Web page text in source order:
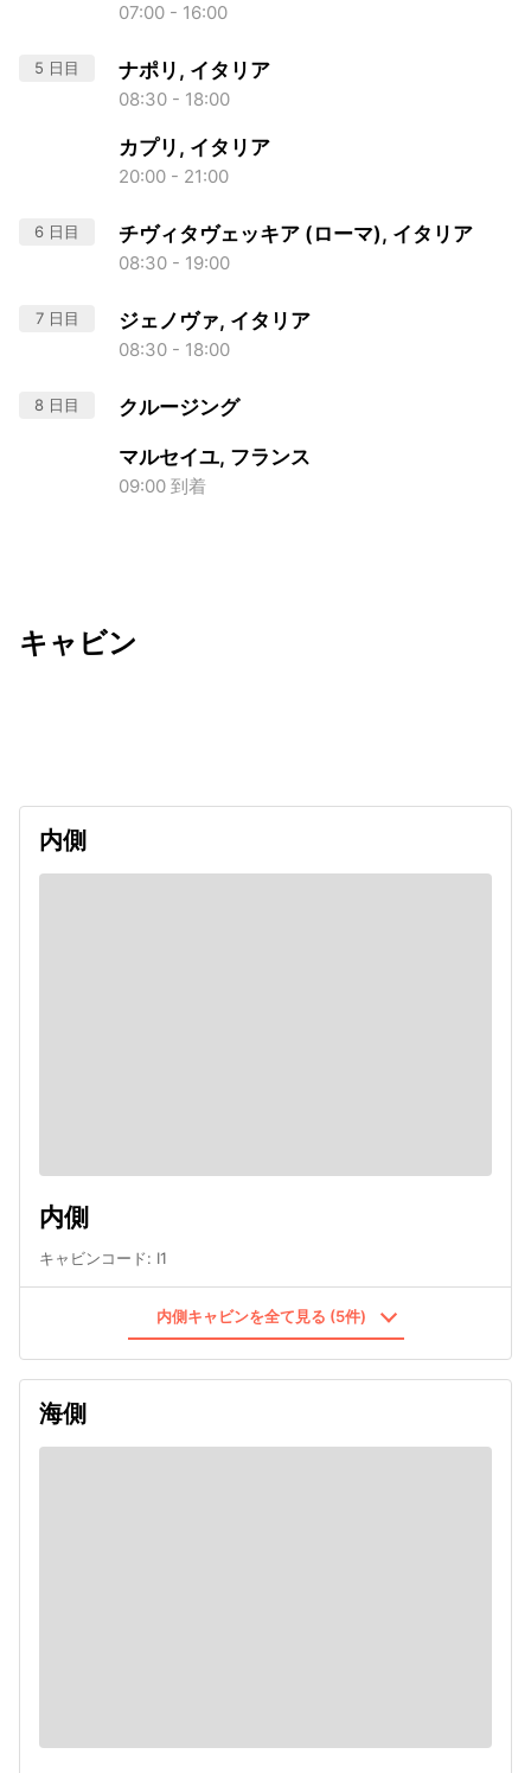
07:00 - 16:00
5 日目 ナポリ, イタリア
08:30 - 18:00
カプリ, イタリア
20:00 - 21:00
6 日目 チヴィタヴェッキア (ローマ), イタリア
08:30 - 19:00
7 日目 ジェノヴァ, イタリア
08:30 - 18:00
8 日目 クルージング
マルセイユ, フランス
09:00 到着
キャビン
内側
内側
キャビンコード: I1
内側キャビンを全て見る (5件)
海側